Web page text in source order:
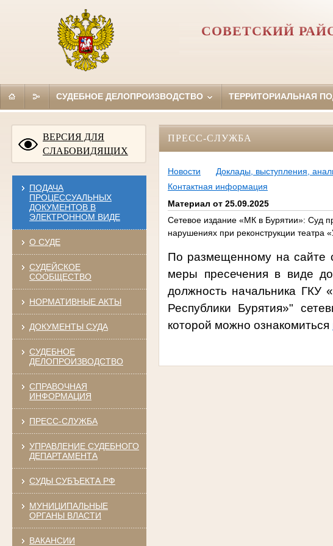
СОВЕТСКИЙ
СУДЕБНОЕ ДЕЛОПРОИЗВОДСТВО ТЕРРИТОРИАЛЬНАЯ
ВЕРСИЯ ДЛЯ
СЛАБОВИДЯЩИХ
ПОДАЧА
ПРОЦЕССУАЛЬНЫХ
ДОКУМЕНТОВ В
ЭЛЕКТРОННОМ ВИДЕ
О СУДЕ
СУДЕЙСКОЕ
СООБЩЕСТВО
НОРМАТИВНЫЕ АКТЫ
ДОКУМЕНТЫ СУДА
СУДЕБНОЕ
ДЕЛОПРОИЗВОДСТВО
СПРАВОЧНАЯ
ИНФОРМАЦИЯ
ПРЕСС-СЛУЖБА
УПРАВЛЕНИЕ СУДЕБНОГО
ДЕПАРТАМЕНТА
СУДЫ СУБЪЕКТА РФ
МУНИЦИПАЛЬНЫЕ
ОРГАНЫ ВЛАСТИ
ВАКАНСИИ
ПРЕСС-СЛУЖБА
Новости Доклады, выступления,
Контактная информация
Материал от 25.09.2025
Сетевое издание «МК в Бурятии»: Суд
нарушениях при реконструкции театра
По размещенному на сайте
меры пресечения в виде
должность начальника ГКУ
Республики Бурятия»"
которой можно ознакомиться